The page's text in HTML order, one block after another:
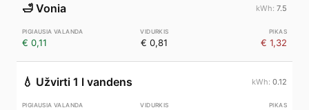
🛁 Vonia 7.5
€ 0,11 € 0,81 € 1,32
💧 Užvirti 1 l vandens 0.12